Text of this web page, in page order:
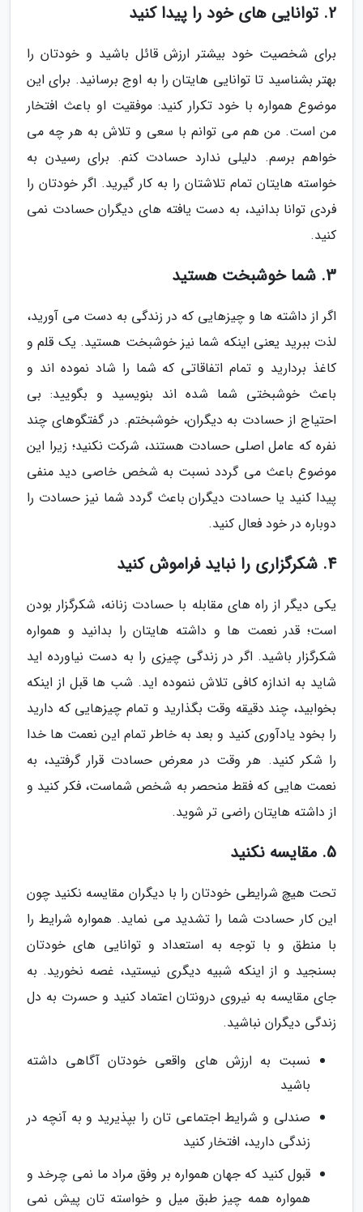
2. توانایی های خود را پیدا کنید
برای شخصیت خود بیشتر ارزش قائل باشید و خودتان را
بهتر بشناسید تا توانایی هایتان را به اوج برسانید. برای این
موضوع همواره با خود تکرار کنید: موفقیت او باعث افتخار
من است. من هم می توانم با سعی و تلاش به هر چه می
خواهم برسم. دلیلی ندارد حسادت کنم. برای رسیدن به
خواسته هایتان تمام تلاشتان را به کار گیرید. اگر خودتان را
فردی توانا بدانید، به دست یافته های دیگران حسادت نمی
کنید.
3. شما خوشبخت هستید
اگر از داشته ها و چیزهایی که در زندگی به دست می آورید،
لذت ببرید یعنی اینکه شما نیز خوشبخت هستید. یک قلم و
کاغذ بردارید و تمام اتفاقاتی که شما را شاد نموده اند و
باعث خوشبختی شما شده اند بنویسید و بگویید: بی
احتیاج از حسادت به دیگران، خوشبختم. در گفتگوهای چند
نفره که عامل اصلی حسادت هستند، شرکت نکنید؛ زیرا این
موضوع باعث می گردد نسبت به شخص خاصی دید منفی
پیدا کنید یا حسادت دیگران باعث گردد شما نیز حسادت را
دوباره در خود فعال کنید.
4. شکرگزاری را نباید فراموش کنید
یکی دیگر از راه های مقابله با حسادت زنانه، شکرگزار بودن
است؛ قدر نعمت ها و داشته هایتان را بدانید و همواره
شکرگزار باشید. اگر در زندگی چیزی را به دست نیاورده اید
شاید به اندازه کافی تلاش ننموده اید. شب ها قبل از اینکه
بخوابید، چند دقیقه وقت بگذارید و تمام چیزهایی که دارید
را بخود یادآوری کنید و بعد به خاطر تمام این نعمت ها خدا
را شکر کنید. هر وقت در معرض حسادت قرار گرفتید، به
نعمت هایی که فقط منحصر به شخص شماست، فکر کنید و
از داشته هایتان راضی تر شوید.
5. مقایسه نکنید
تحت هیچ شرایطی خودتان را با دیگران مقایسه نکنید چون
این کار حسادت شما را تشدید می نماید. همواره شرایط را
با منطق و با توجه به استعداد و توانایی های خودتان
بسنجید و از اینکه شبیه دیگری نیستید، غصه نخورید. به
جای مقایسه به نیروی درونتان اعتماد کنید و حسرت به دل
زندگی دیگران نباشید.
نسبت به ارزش های واقعی خودتان آگاهی داشته
باشید
صندلی و شرایط اجتماعی تان را بپذیرید و به آنچه در
زندگی دارید، افتخار کنید
قبول کنید که جهان همواره بر وفق مراد ما نمی چرخد و
همواره همه چیز طبق میل و خواسته تان پیش نمی